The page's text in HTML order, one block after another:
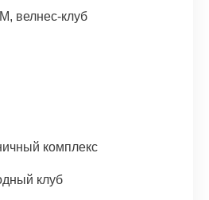
велнес-клуб
комплекс
клуб